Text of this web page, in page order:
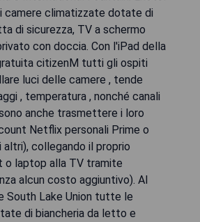
camere climatizzate dotate di
di sicurezza, TV a schermo
con doccia. Con l'iPad della
citizenM tutti gli ospiti
luci delle camere , tende
, temperatura , nonché canali
anche trasmettere i loro
Netflix personali Prime o
collegando il proprio
laptop alla TV tramite
alcun costo aggiuntivo). Al
South Lake Union tutte le
di biancheria da letto e